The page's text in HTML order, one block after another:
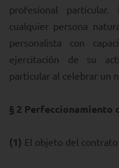
profesional
cualquier persona
personalista con
ejercitación de su
particular al celebrar un
§ 2 Perfeccionamiento
(1) El objeto del